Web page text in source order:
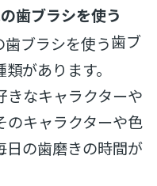
歯ブラシを使う
歯ブ
があります。
きなキャラクターや
のキャラクターや色
日の歯磨きの時間が